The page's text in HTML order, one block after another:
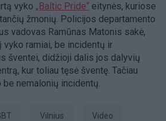
vyko „Baltic Pride“ eitynės, kuriose
žmonių. Policijos departamento
vadovas Ramūnas Matonis sakė,
ramiai, be incidentų ir
šventei, didžioji dalis jos dalyvių
kur toliau tęsė šventę. Tačiau
nemalonių incidentų.
Vilnius Video